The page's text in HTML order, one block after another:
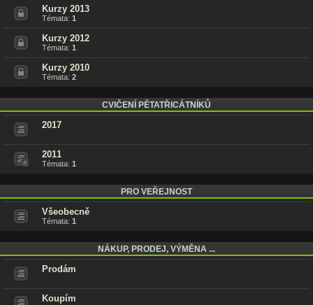
Kurzy 2013
Témata: 1
Kurzy 2012
Témata: 1
Kurzy 2010
Témata: 2
CVIČENÍ PĚTATŘICÁTNÍKŮ
2017
2011
Témata: 1
PRO VEŘEJNOST
Všeobecně
Témata: 1
NÁKUP, PRODEJ, VÝMĚNA ...
Prodám
Koupím